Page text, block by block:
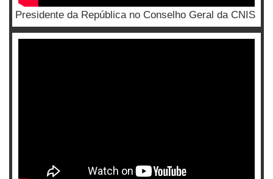
Presidente da República no Conselho Geral da CNIS